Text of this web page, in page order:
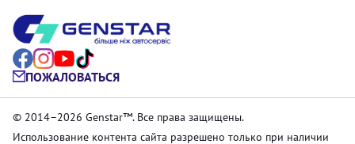
ПОЖАЛОВАТЬСЯ
© 2014–2026 Genstar™. Все права защищены.
Использование контента сайта разрешено только при наличии